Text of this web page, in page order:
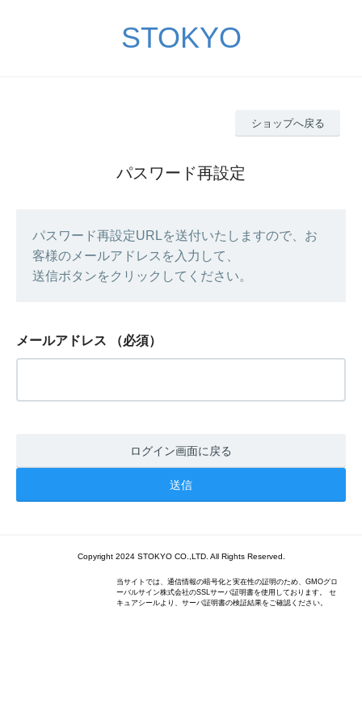
STOKYO
ショップへ戻る
パスワード再設定
パスワード再設定URLを送付いたしますので、お
客様のメールアドレスを入力して、
送信ボタンをクリックしてください。
メールアドレス （必須）
ログイン画面に戻る
Copyright 2024 STOKYO CO.,LTD. All Rights Reserved.
当サイトでは、通信情報の暗号化と実在性の証明のため、GMOグロ
ーバルサイン株式会社のSSLサーバ証明書を使用しております。 セ
キュアシールより、サーバ証明書の検証結果をご確認ください。